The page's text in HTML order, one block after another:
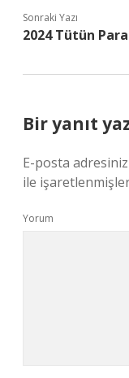
Sonraki Yazı
2024 Tütün
Bir yanıt
E-posta
ile
Yorum